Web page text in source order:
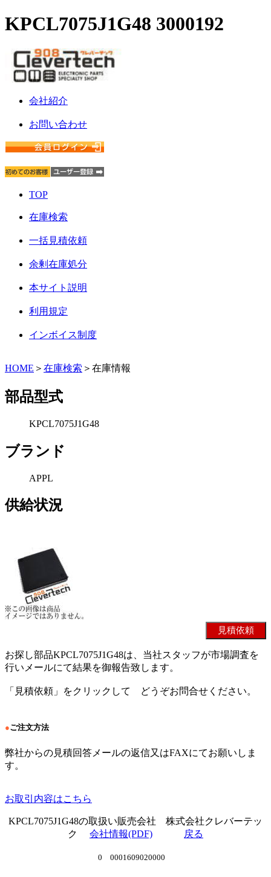
KPCL7075J1G48 3000192
会社紹介
お問い合わせ
TOP
在庫検索
一括見積依頼
余剰在庫処分
本サイト説明
利用規定
インボイス制度
HOME ＞ 在庫検索 ＞在庫情報
部品型式
KPCL7075J1G48
ブランド
APPL
供給状況
お探し部品KPCL7075J1G48は、当社スタッフが市場調査を
行いメールにて結果を御報告致します。
「見積依頼」をクリックして どうぞお問合せください。
●ご注文方法
弊社からの見積回答メールの返信又はFAXにてお願いしま
す。
お取引内容はこちら
KPCL7075J1G48の取扱い販売会社 株式会社クレバーテッ
ク 会社情報(PDF) 戻る
0 0001609020000